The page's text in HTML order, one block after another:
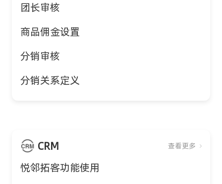
团长审核
商品佣金设置
分销审核
分销关系定义
CRM 查看更多
悦邻拓客功能使用